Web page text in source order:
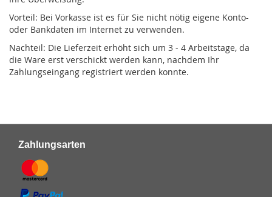
Vorteil: Bei Vorkasse ist es für Sie nicht nötig eigene Konto-
oder Bankdaten im Internet zu verwenden.
Nachteil: Die Lieferzeit erhöht sich um 3 - 4 Arbeitstage, da
die Ware erst verschickt werden kann, nachdem Ihr
Zahlungseingang registriert werden konnte.
Zahlungsarten